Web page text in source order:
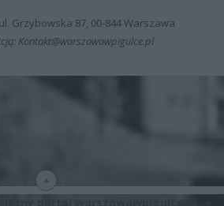
Grzybowska 87, 00-844 Warszawa
Kontakt@warszawawpigulce.pl